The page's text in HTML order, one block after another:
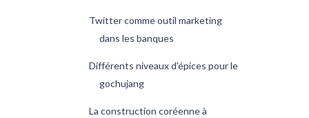
Twitter comme outil marketing
dans les banques
Différents niveaux d'épices pour le
gochujang
La construction coréenne à